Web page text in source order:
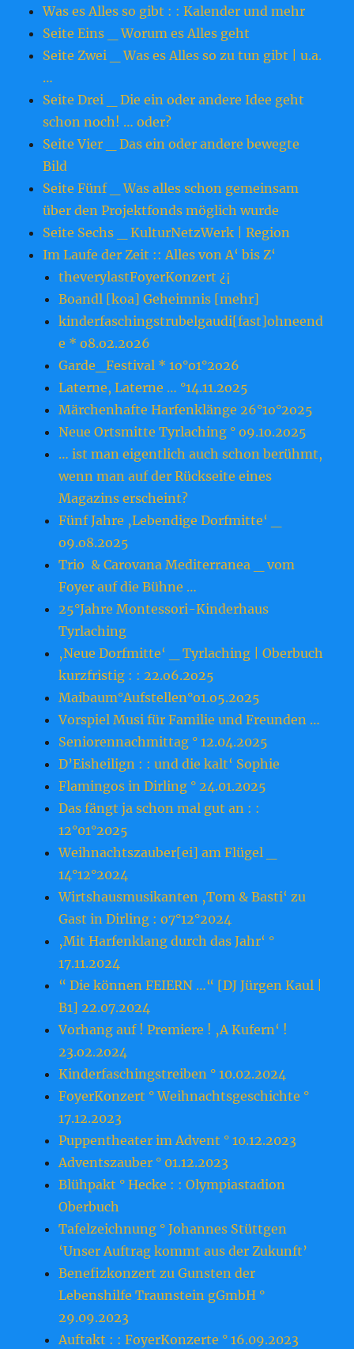
Was es Alles so gibt : : Kalender und mehr
Seite Eins _ Worum es Alles geht
Seite Zwei _ Was es Alles so zu tun gibt | u.a.
…
Seite Drei _ Die ein oder andere Idee geht
schon noch! … oder?
Seite Vier _ Das ein oder andere bewegte
Bild
Seite Fünf _ Was alles schon gemeinsam
über den Projektfonds möglich wurde
Seite Sechs _ KulturNetzWerk | Region
Im Laufe der Zeit :: Alles von A‘ bis Z‘
theverylastFoyerKonzert ¿¡
Boandl [koa] Geheimnis [mehr]
kinderfaschingstrubelgaudi[fast]ohneend
e * o8.o2.2o26
Garde_Festival * 1o°o1°2o26
Laterne, Laterne … °14.11.2o25
Märchenhafte Harfenklänge 26°1o°2o25
Neue Ortsmitte Tyrlaching ° o9.1o.2o25
… ist man eigentlich auch schon berühmt,
wenn man auf der Rückseite eines
Magazins erscheint?
Fünf Jahre ‚Lebendige Dorfmitte‘ _
o9.o8.2o25
Trio & Carovana Mediterranea _ vom
Foyer auf die Bühne …
25°Jahre Montessori-Kinderhaus
Tyrlaching
‚Neue Dorfmitte‘ _ Tyrlaching | Oberbuch
kurzfristig : : 22.o6.2o25
Maibaum°Aufstellen°o1.o5.2o25
Vorspiel Musi für Familie und Freunden …
Seniorennachmittag ° 12.04.2025
D’Eisheilign : : und die kalt‘ Sophie
Flamingos in Dirling ° 24.01.2025
Das fängt ja schon mal gut an : :
12°01°2025
Weihnachtszauber[ei] am Flügel _
14°12°2024
Wirtshausmusikanten ‚Tom & Basti‘ zu
Gast in Dirling : o7°12°2024
‚Mit Harfenklang durch das Jahr‘ °
17.11.2024
“ Die können FEIERN …“ [DJ Jürgen Kaul |
B1] 22.07.2024
Vorhang auf ! Premiere ! ‚A Kufern‘ !
23.o2.2o24
Kinderfaschingstreiben ° 10.02.2024
FoyerKonzert ° Weihnachtsgeschichte °
17.12.2023
Puppentheater im Advent ° 10.12.2023
Adventszauber ° 01.12.2023
Blühpakt ° Hecke : : Olympiastadion
Oberbuch
Tafelzeichnung ° Johannes Stüttgen
‘Unser Auftrag kommt aus der Zukunft’
Benefizkonzert zu Gunsten der
Lebenshilfe Traunstein gGmbH °
29.09.2023
Auftakt : : FoyerKonzerte ° 16.09.2023